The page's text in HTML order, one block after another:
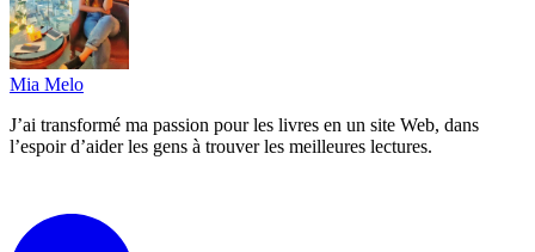
Mia Melo
J’ai transformé ma passion pour les livres en un site Web, dans
l’espoir d’aider les gens à trouver les meilleures lectures.